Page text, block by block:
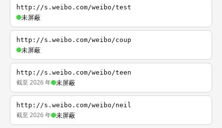
http://s.weibo.com/weibo/test
未屏蔽
http://s.weibo.com/weibo/coup
未屏蔽
http://s.weibo.com/weibo/teen
截至 2026 年 未屏蔽
http://s.weibo.com/weibo/neil
截至 2026 年 未屏蔽